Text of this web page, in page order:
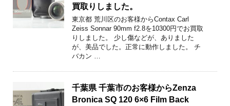
買取りしました。
東京都 荒川区のお客様からContax Carl
Zeiss Sonnar 90mm f2.8を10300円でお買取
りしました。 少し傷などが、ありました
が、美品でした。正常に動作しました。 チ
バカン …
千葉県 千葉市のお客様からZenza
Bronica SQ 120 6×6 Film Back